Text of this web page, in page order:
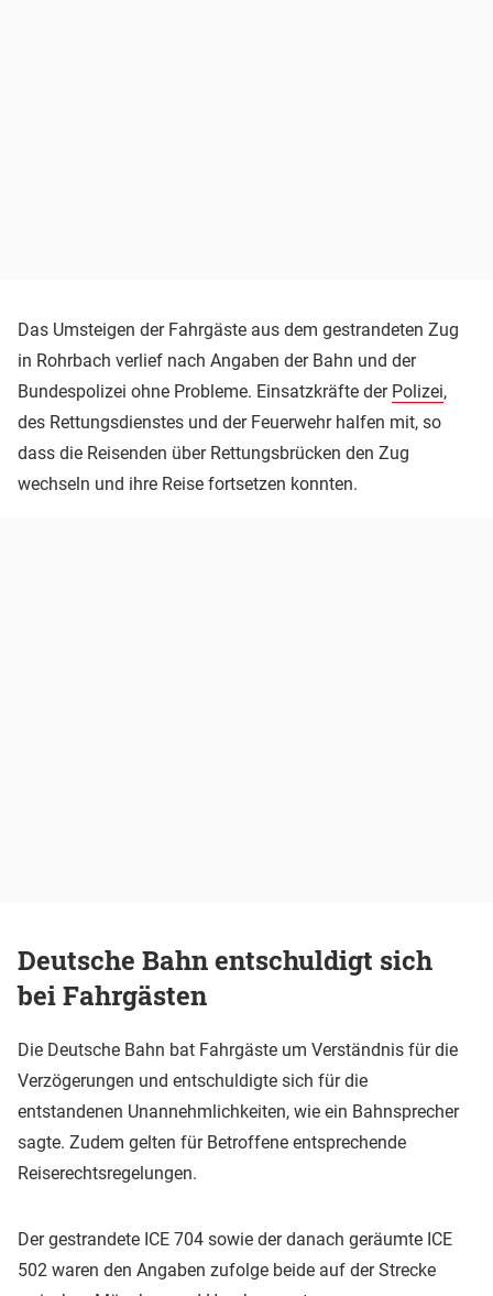
Das Umsteigen der Fahrgäste aus dem gestrandeten Zug
in Rohrbach verlief nach Angaben der Bahn und der
Bundespolizei ohne Probleme. Einsatzkräfte der Polizei,
des Rettungsdienstes und der Feuerwehr halfen mit, so
dass die Reisenden über Rettungsbrücken den Zug
wechseln und ihre Reise fortsetzen konnten.
Deutsche Bahn entschuldigt sich
bei Fahrgästen
Die Deutsche Bahn bat Fahrgäste um Verständnis für die
Verzögerungen und entschuldigte sich für die
entstandenen Unannehmlichkeiten, wie ein Bahnsprecher
sagte. Zudem gelten für Betroffene entsprechende
Reiserechtsregelungen.
Der gestrandete ICE 704 sowie der danach geräumte ICE
502 waren den Angaben zufolge beide auf der Strecke